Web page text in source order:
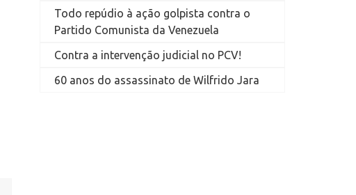
Todo repúdio à ação golpista contra o
Partido Comunista da Venezuela
Contra a intervenção judicial no PCV!
60 anos do assassinato de Wilfrido Jara